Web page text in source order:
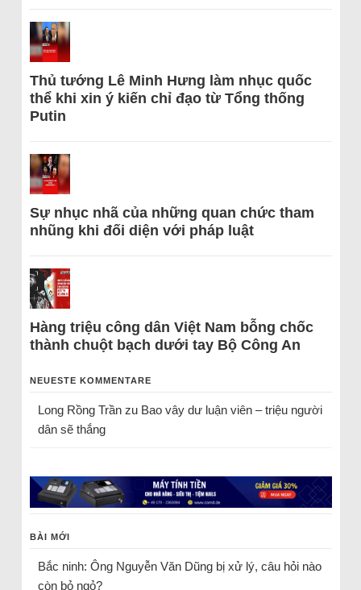
Thủ tướng Lê Minh Hưng làm nhục quốc
thể khi xin ý kiến chỉ đạo từ Tổng thống
Putin
Sự nhục nhã của những quan chức tham
nhũng khi đối diện với pháp luật
Hàng triệu công dân Việt Nam bỗng chốc
thành chuột bạch dưới tay Bộ Công An
NEUESTE KOMMENTARE
Long Rồng Trầnzu Bao vây dư luận viên – triệu người
dân sẽ thắng
BÀI MỚI
Bắc ninh: Ông Nguyễn Văn Dũng bị xử lý, câu hỏi nào
còn bỏ ngỏ?